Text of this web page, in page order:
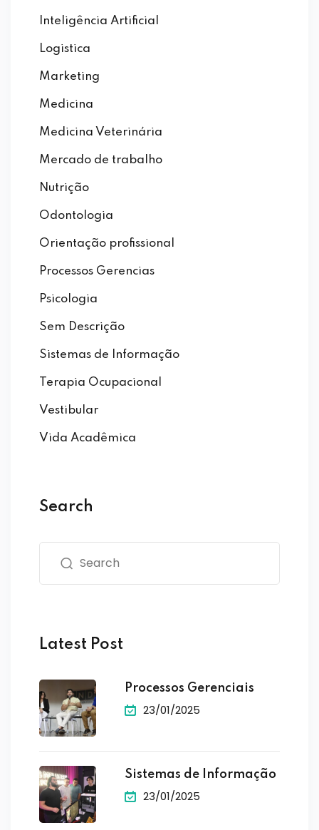
Inteligência Artificial
Logistica
Marketing
Medicina
Medicina Veterinária
Mercado de trabalho
Nutrição
Odontologia
Orientação profissional
Processos Gerencias
Psicologia
Sem Descrição
Sistemas de Informação
Terapia Ocupacional
Vestibular
Vida Acadêmica
Search
Latest Post
Processos Gerenciais
23/01/2025
Sistemas de Informação
23/01/2025